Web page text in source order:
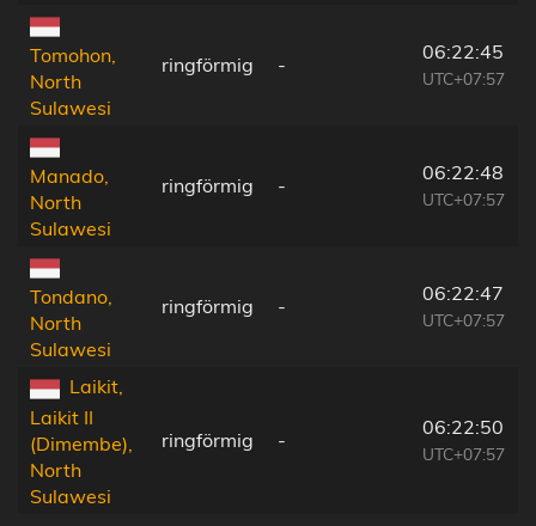
Tomohon,
North
Sulawesi
ringförmig -
06:22:45
UTC+07:57
Manado,
North
Sulawesi
ringförmig -
06:22:48
UTC+07:57
Tondano,
North
Sulawesi
ringförmig -
06:22:47
UTC+07:57
Laikit,
Laikit II
(Dimembe),
North
Sulawesi
ringförmig -
06:22:50
UTC+07:57